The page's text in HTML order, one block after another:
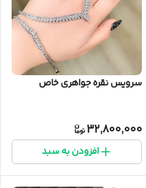
سرویس نقره جواهری خاص
32,800,000
افزودن به سبد